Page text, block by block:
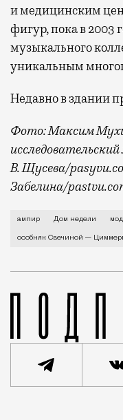
и медицинским
фигур, пока в 2003
музыкального
уникальным
Недавно в здании
Фото: Максим
В. Щусева/
Забелина/
История
ампир Дом недели
особняк Свечиной —